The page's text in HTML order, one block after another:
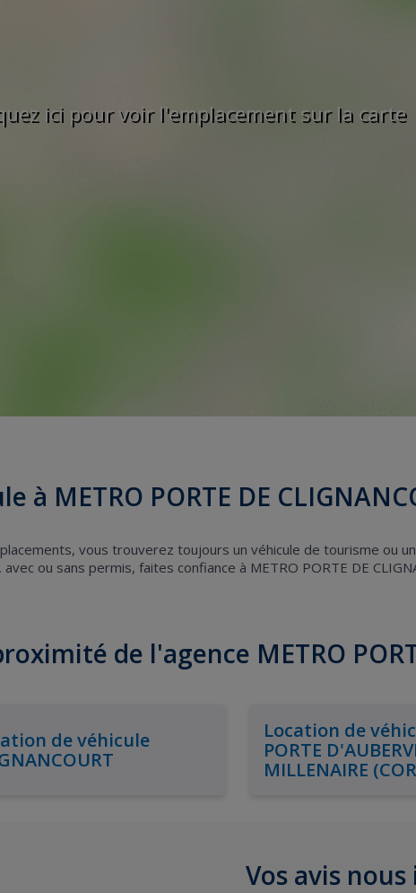
ici pour voir l'emplacement sur la carte
à METRO PORTE DE
vous trouverez toujours un véhicule de tourisme ou
ou sans permis, faites confiance à METRO PORTE DE
de l'agence METRO
de véhicule
Location de
PORTE
MILLENAIRE
Vos avis